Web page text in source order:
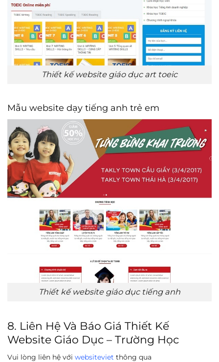
Thiết kế website giáo dục art toeic
Mẫu website dạy tiếng anh trẻ em
Thiết kế website giáo dục tiếng anh
8. Liên Hệ Và Báo Giá Thiết Kế
Website Giáo Dục – Trường Học
Vui lòng liên hệ với websiteviet thông qua